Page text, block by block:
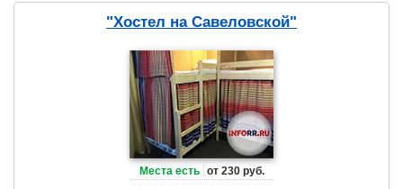
"Хостел на Савеловской"
Места есть от 230 руб.